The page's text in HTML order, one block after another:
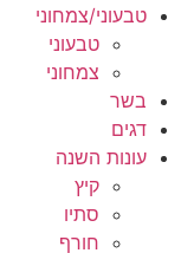
טבעוני/צמחוני
טבעוני
צמחוני
בשר
דגים
עונות השנה
קיץ
סתיו
חורף